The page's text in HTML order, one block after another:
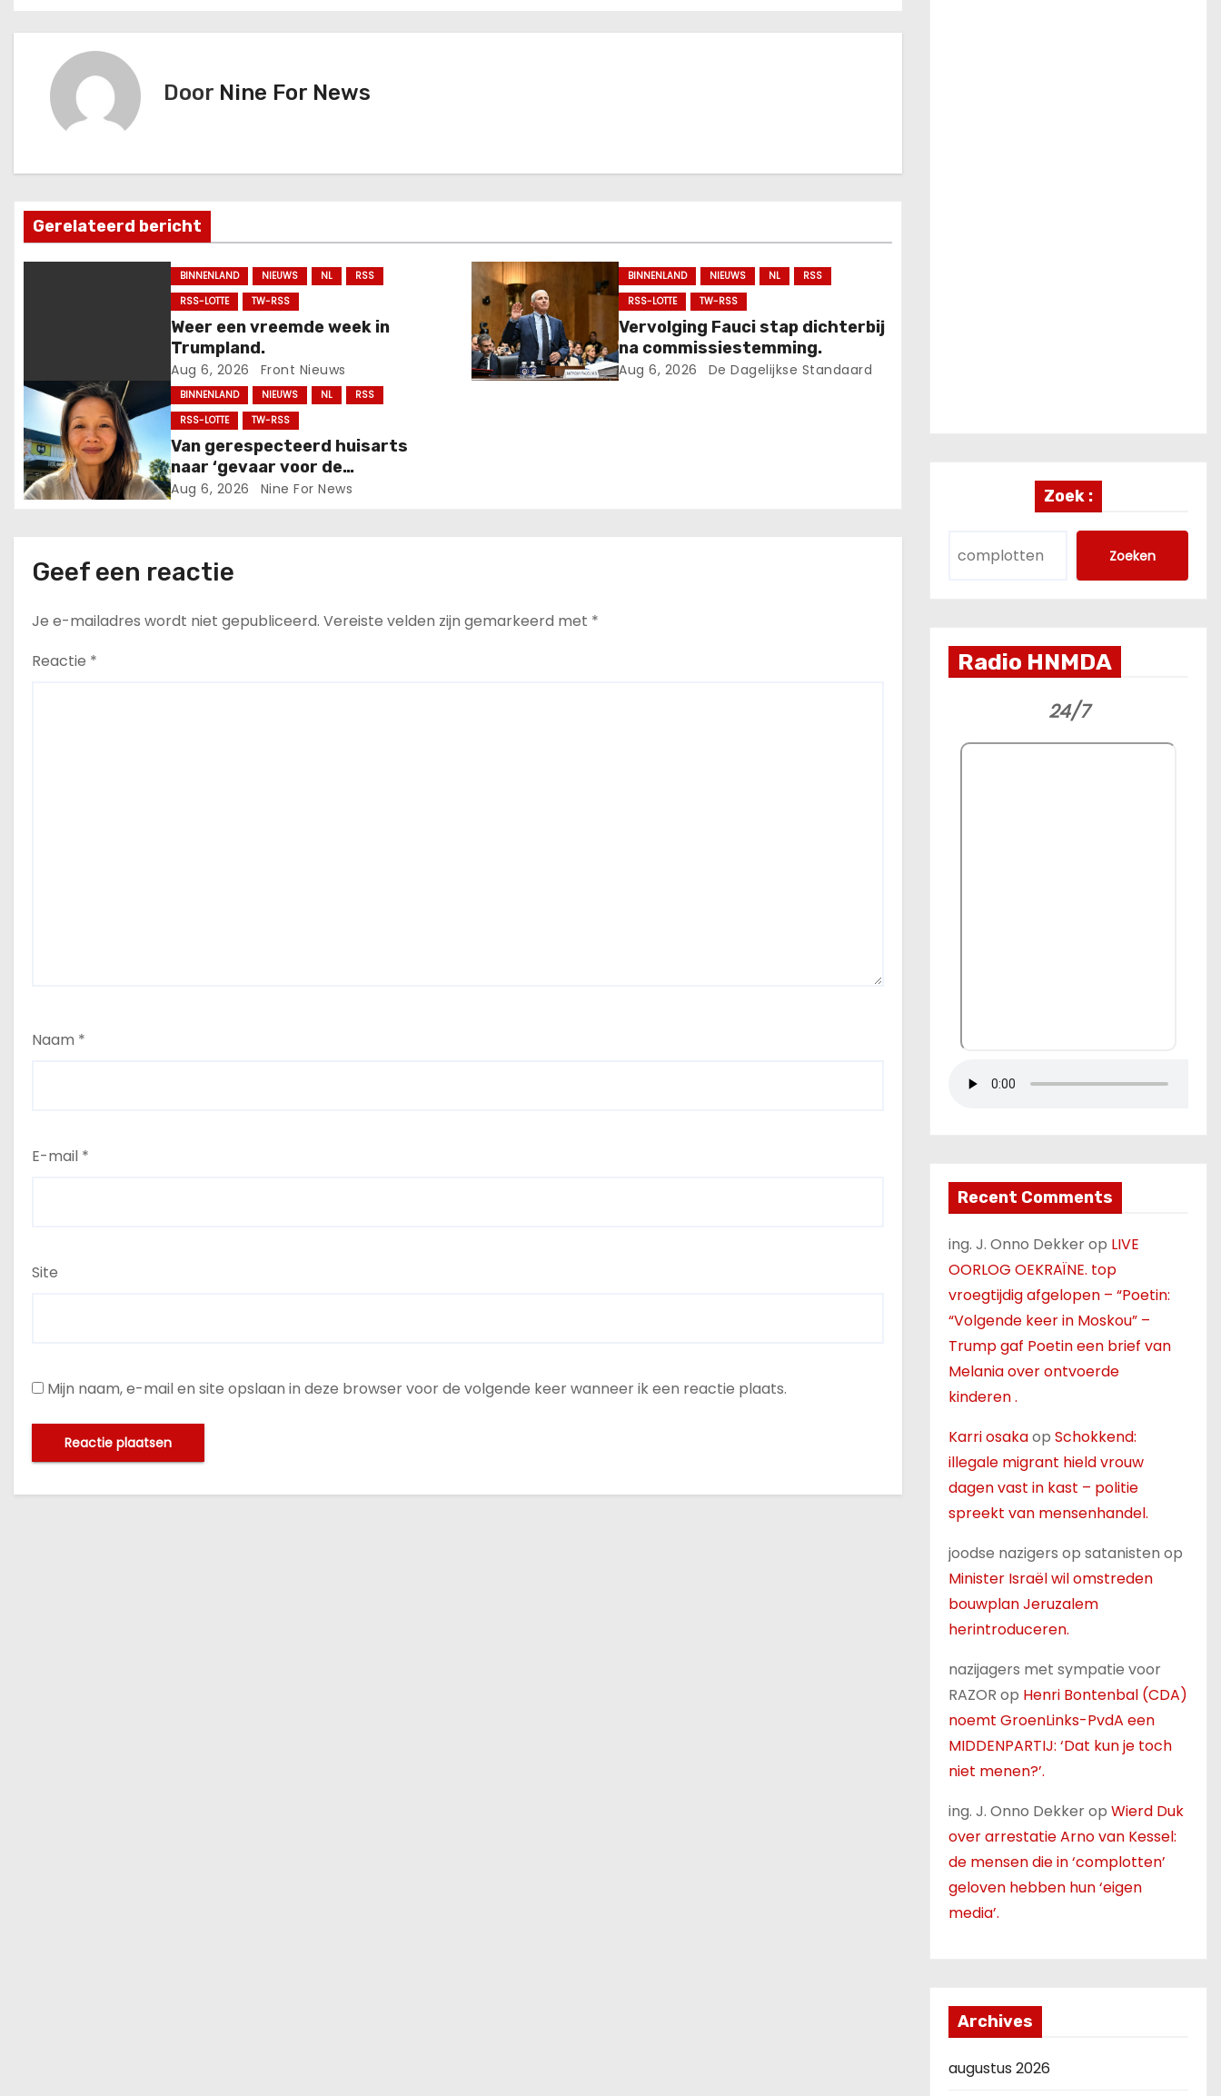
r
t
n
a
g
a
t
i
Door Nine For News
Gerelateerd bericht
BINNENLAND NIEUWS NL
RSS
RSS-LOTTE
TW-RSS
Weer een vreemde week in
Trumpland.
Aug 6, 2026 Front Nieuws
BINNENLAND NIEUWS NL
RSS
RSS-LOTTE
TW-RSS
Vervolging Fauci stap dichterbij
na commissiestemming.
Aug 6, 2026 De Dagelijkse Standaard
BINNENLAND NIEUWS NL
RSS
RSS-LOTTE
TW-RSS
Van gerespecteerd huisarts
naar ‘gevaar voor de
volksgezondheid’ in 24 uur.
Aug 6, 2026 Nine For News
Geef een reactie
Je e-mailadres wordt niet gepubliceerd. Vereiste velden zijn gemarkeerd met *
Reactie *
Naam *
E-mail *
Site
Mijn naam, e-mail en site opslaan in deze browser voor de volgende keer wanneer ik een reactie plaats.
Zoek :
Zoeken
Radio HNMDA
24/7
Recent Comments
ing. J. Onno Dekkerop LIVE
OORLOG OEKRAÏNE. top
vroegtijdig afgelopen – “Poetin:
“Volgende keer in Moskou” –
Trump gaf Poetin een brief van
Melania over ontvoerde
kinderen .
Karri osakaop Schokkend:
illegale migrant hield vrouw
dagen vast in kast – politie
spreekt van mensenhandel.
joodse nazigers op satanisten op
Minister Israël wil omstreden
bouwplan Jeruzalem
herintroduceren.
nazijagers met sympatie voor
RAZOR op Henri Bontenbal (CDA)
noemt GroenLinks-PvdA een
MIDDENPARTIJ: ‘Dat kun je toch
niet menen?’.
ing. J. Onno Dekkerop Wierd Duk
over arrestatie Arno van Kessel:
de mensen die in ‘complotten’
geloven hebben hun ‘eigen
media’.
Archives
augustus 2026